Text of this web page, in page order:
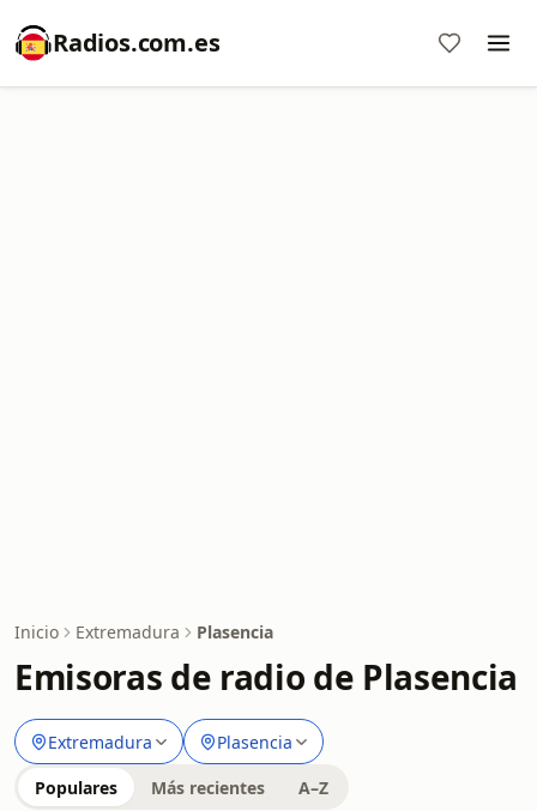
Radios.com.es
Inicio Extremadura Plasencia
Emisoras de radio de Plasencia
Extremadura Plasencia
Populares Más recientes A–Z